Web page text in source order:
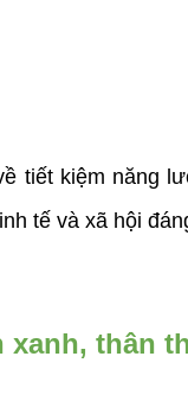
tiết kiệm năng
tế và xã hội
xanh, thân